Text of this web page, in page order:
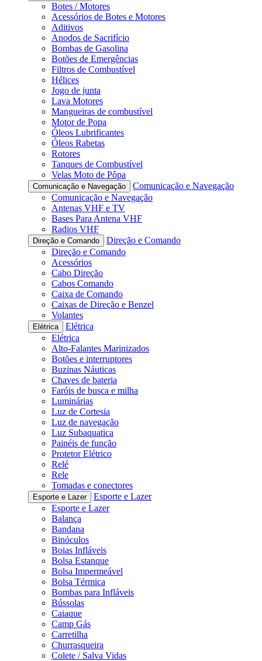
Botes / Motores
Acessórios de Botes e Motores
Aditivos
Anodos de Sacrifício
Bombas de Gasolina
Botões de Emergências
Filtros de Combustível
Hélices
Jogo de junta
Lava Motores
Mangueiras de combustível
Motor de Popa
Óleos Lubrificantes
Óleos Rabetas
Rotores
Tanques de Combustível
Velas Moto de Pôpa
Comunicação e Navegação
Comunicação e Navegação
Comunicação e Navegação
Antenas VHF e TV
Bases Para Antena VHF
Radios VHF
Direção e Comando
Direção e Comando
Direção e Comando
Acessórios
Cabo Direção
Cabos Comando
Caixa de Comando
Caixas de Direção e Benzel
Volantes
Elétrica
Elétrica
Elétrica
Alto-Falantes Marinizados
Botões e interruptores
Buzinas Náuticas
Chaves de bateria
Faróis de busca e milha
Luminárias
Luz de Cortesia
Luz de navegação
Luz Subaquatica
Painéis de função
Protetor Elétrico
Relé
Rele
Tomadas e conectores
Esporte e Lazer
Esporte e Lazer
Esporte e Lazer
Balança
Bandana
Binóculos
Boias Infláveis
Bolsa Estanque
Bolsa Impermeável
Bolsa Térmica
Bombas para Infláveis
Bússolas
Caiaque
Camp Gás
Carretilha
Churrasqueira
Colete / Salva Vidas